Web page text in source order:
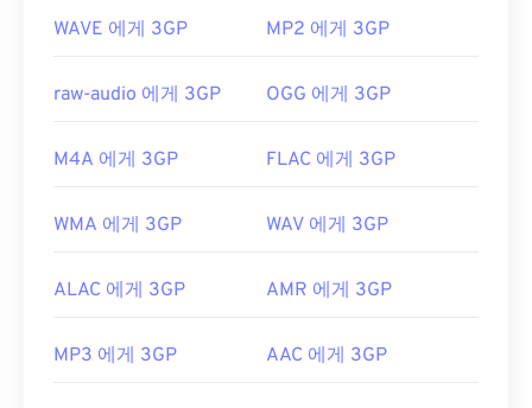
https://www.3gpp.org/
WAVE 에게 3GP MP2 에게 3GP
raw-audio 에게 3GP OGG 에게 3GP
M4A 에게 3GP FLAC 에게 3GP
WMA 에게 3GP WAV 에게 3GP
ALAC 에게 3GP AMR 에게 3GP
MP3 에게 3GP AAC 에게 3GP